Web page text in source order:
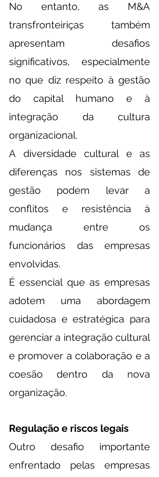
No entanto, as M&A
transfronteiriças também
apresentam desafios
significativos, especialmente
no que diz respeito à gestão
do capital humano e à
integração da cultura
organizacional.
A diversidade cultural e as
diferenças nos sistemas de
gestão podem levar a
conflitos e resistência à
mudança entre os
funcionários das empresas
envolvidas.
É essencial que as empresas
adotem uma abordagem
cuidadosa e estratégica para
gerenciar a integração cultural
e promover a colaboração e a
coesão dentro da nova
organização.
Regulação e riscos legais
Outro desafio importante
enfrentado pelas empresas